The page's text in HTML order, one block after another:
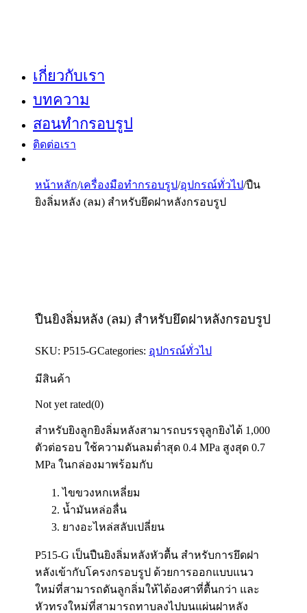
เกี่ยวกับเรา
บทความ
สอนทำกรอบรูป
ติดต่อเรา
หน้าหลัก/เครื่องมือทำกรอบรูป/อุปกรณ์ทั่วไป/ปืน
ยิงลิ่มหลัง (ลม) สำหรับยึดฝาหลังกรอบรูป
ปืนยิงลิ่มหลัง (ลม) สำหรับยึดฝาหลังกรอบรูป
SKU:P515-GCategories: อุปกรณ์ทั่วไป
มีสินค้า
Not yet rated(0)
สำหรับยิงลูกยิงลิ่มหลังสามารถบรรจุลูกยิงได้ 1,000
ตัวต่อรอบ ใช้ความดันลมต่ำสุด 0.4 MPa สูงสุด 0.7
MPa ในกล่องมาพร้อมกับ
ไขขวงหกเหลี่ยม
น้ำมันหล่อลื่น
ยางอะไหล่สลับเปลี่ยน
P515-G เป็นปืนยิงลิ่มหลังหัวตื้น สำหรับการยึดฝา
หลังเข้ากับโครงกรอบรูป ด้วยการออกแบบแนว
ใหม่ที่สามารถดันลูกลิ่มให้ได้องศาที่ตื้นกว่า และ
หัวทรงใหม่ที่สามารถทาบลงไปบนแผ่นฝาหลัง